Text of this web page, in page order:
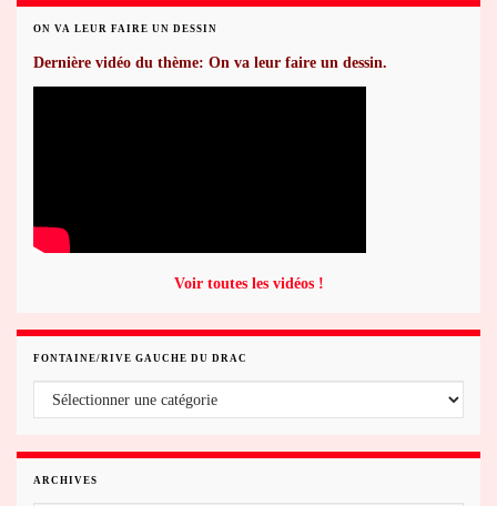
ON VA LEUR FAIRE UN DESSIN
Dernière vidéo du thème: On va leur faire un dessin.
Voir toutes les vidéos !
FONTAINE/RIVE GAUCHE DU DRAC
ARCHIVES